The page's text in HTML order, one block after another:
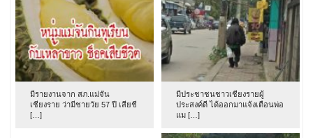
มีรายงานจาก สภ.แม่จัน
เชียงราย ว่ามีชายวัย 57 ปี เสียชี
[…]
มีประชาชนชาวเชียงรายผู้
ประสงค์ดี ได้ออกมาแจ้งเตือนพ่อ
แม […]